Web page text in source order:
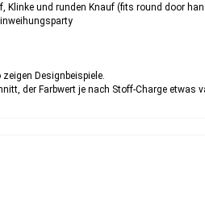
Klinke und runden Knauf (fits round door
Designbeispiele.
der Farbwert je nach Stoff-Charge etwas